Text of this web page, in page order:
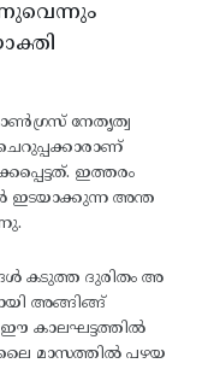
നേതൃത്വ
ഇത്തരം
ഇടയാക്കുന്ന അന്ത
കടുത്ത ദുരിതം അ
അങ്ങിങ്ങ്
കാലഘട്ടത്തിൽ
മാസത്തിൽ പഴയ